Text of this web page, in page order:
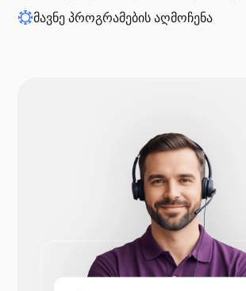
დრუპალი
Opencart
პრესტაშოპი
მავნე პროგრამების აღმოჩენა